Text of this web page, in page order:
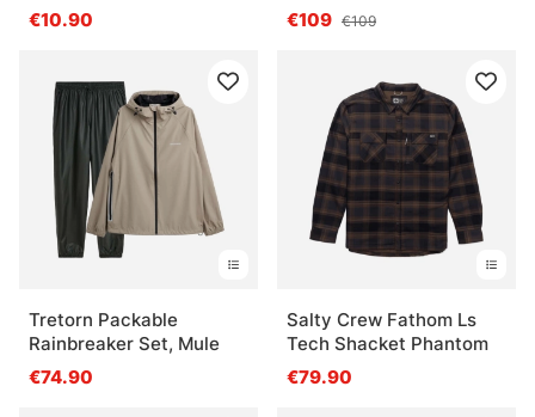
€10.90
€109 €109
Tretorn Packable
Rainbreaker Set, Mule
€74.90
Salty Crew Fathom Ls
Tech Shacket Phantom
€79.90